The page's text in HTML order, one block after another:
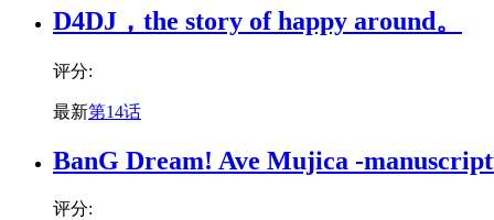
D4DJ，the story of happy around。
评分:
最新第14话
BanG Dream! Ave Mujica -
评分: